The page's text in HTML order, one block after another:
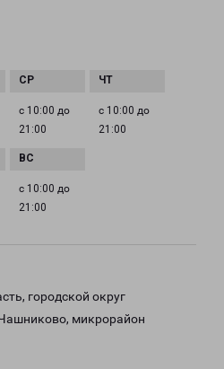
с 10:00 до
21:00
с 10:00 до
21:00
с 10:00 до
21:00
городской округ
микрорайон